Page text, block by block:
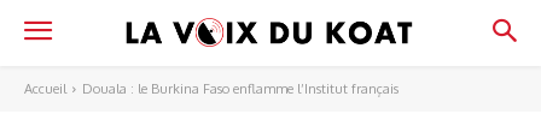
Accueil Douala : le Burkina Faso enflamme l’Institut français